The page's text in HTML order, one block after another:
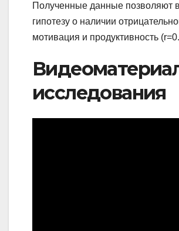
Полученные данные позволяют
гипотезу о наличии
мотивация и продуктивность
исследования